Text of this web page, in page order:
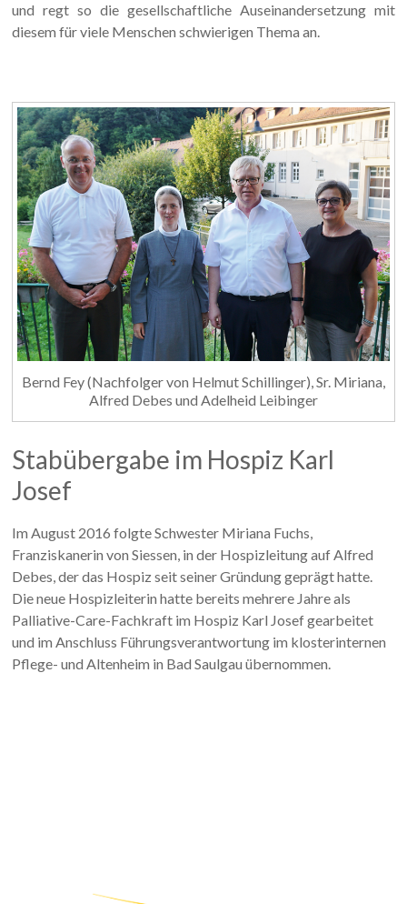
und regt so die gesellschaftliche Auseinandersetzung mit
diesem für viele Menschen schwierigen Thema an.
Bernd Fey (Nachfolger von Helmut Schillinger), Sr. Miriana,
Alfred Debes und Adelheid Leibinger
Stabübergabe im Hospiz Karl
Josef
Im August 2016 folgte Schwester Miriana Fuchs,
Franziskanerin von Siessen, in der Hospizleitung auf Alfred
Debes, der das Hospiz seit seiner Gründung geprägt hatte.
Die neue Hospizleiterin hatte bereits mehrere Jahre als
Palliative-Care-Fachkraft im Hospiz Karl Josef gearbeitet
und im Anschluss Führungsverantwortung im klosterinternen
Pflege- und Altenheim in Bad Saulgau übernommen.